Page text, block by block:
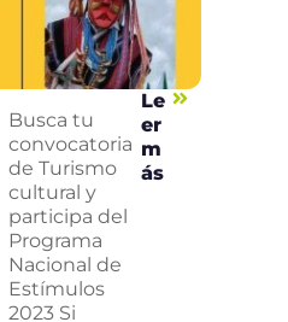
Busca tu
convocatoria
de Turismo
cultural y
participa del
Programa
Nacional de
Estímulos
2023 Si
Le
er
m
ás